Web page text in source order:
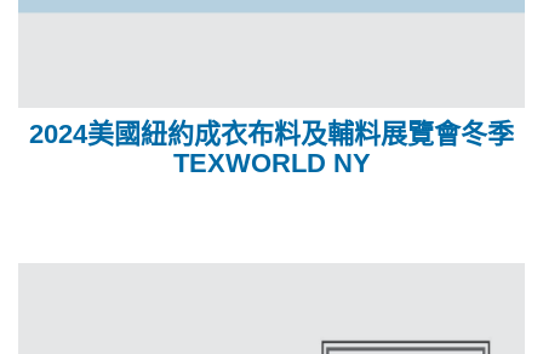
2024美國紐約成衣布料及輔料展覽會冬季
TEXWORLD NY